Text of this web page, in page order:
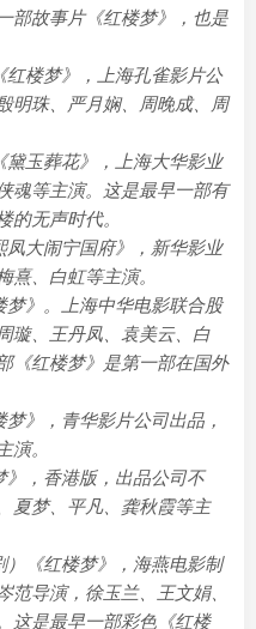
部故事片《红楼梦》，也是
红楼梦》，上海孔雀影片公
明珠、严月娴、周晚成、周
黛玉葬花》，上海大华影业
魂等主演。这是最早一部有
的无声时代。
凤大闹宁国府》，新华影业
熹、白虹等主演。
梦》。上海中华电影联合股
璇、王丹凤、袁美云、白
《红楼梦》是第一部在国外
梦》，青华影片公司出品，
演。
》，香港版，出品公司不
夏梦、平凡、龚秋霞等主
）《红楼梦》，海燕电影制
范导演，徐玉兰、王文娟、
这是最早一部彩色《红楼